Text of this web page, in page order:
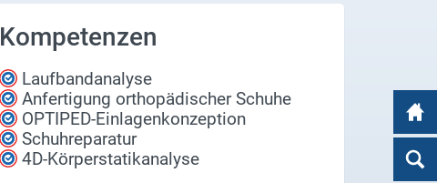
Kompetenzen
Laufbandanalyse
Anfertigung orthopädischer Schuhe
OPTIPED-Einlagenkonzeption
Schuhreparatur
4D-Körperstatikanalyse